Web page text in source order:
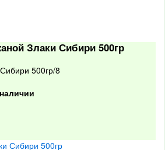
Злаки Сибири 500гр
500гр/8